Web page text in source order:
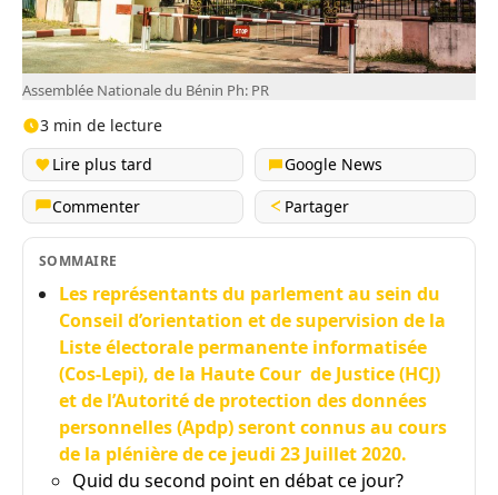
Assemblée Nationale du Bénin Ph: PR
3 min de lecture
Lire plus tard
Google News
Commenter
Partager
SOMMAIRE
Les représentants du parlement au sein du
Conseil d’orientation et de supervision de la
Liste électorale permanente informatisée
(Cos-Lepi), de la Haute Cour de Justice (HCJ)
et de l’Autorité de protection des données
personnelles (Apdp) seront connus au cours
de la plénière de ce jeudi 23 Juillet 2020.
Quid du second point en débat ce jour?